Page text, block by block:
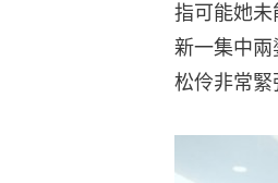
指可能她
新一集中
松伶非常緊